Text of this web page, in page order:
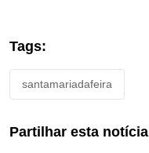
Tags:
santamariadafeira
Partilhar esta notícia